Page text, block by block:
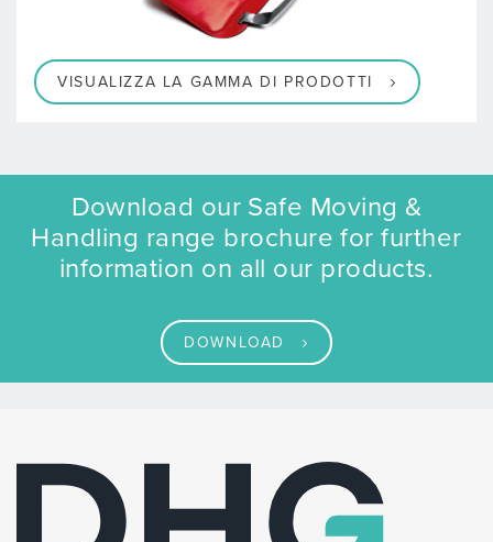
VISUALIZZA LA GAMMA DI PRODOTTI
Download our Safe Moving &
Handling range brochure for further
information on all our products.
DOWNLOAD